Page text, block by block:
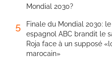
Mondial 2030?
5
Finale du Mondial 2030:
espagnol ABC brandit le
Roja face à un supposé
marocain»